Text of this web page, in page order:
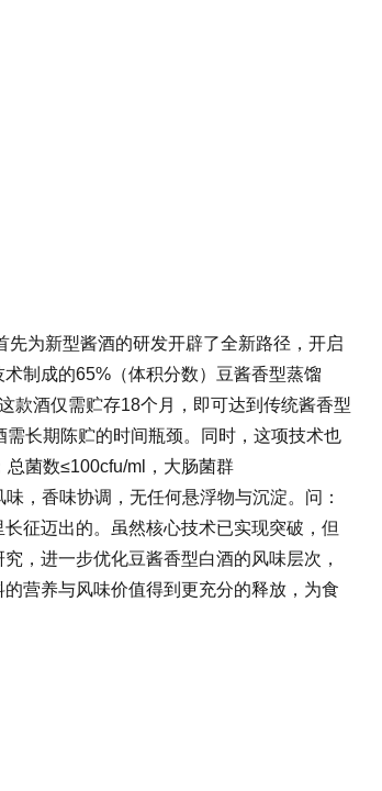
为新型酱酒的研发开辟了全新路径，开启
制成的65%（体积分数）豆酱香型蒸馏
款酒仅需贮存18个月，即可达到传统酱香型
长期陈贮的时间瓶颈。同时，这项技术也
菌数≤100cfu/ml，大肠菌群
，香味协调，无任何悬浮物与沉淀。问：
征迈出的。虽然核心技术已实现突破，但
，进一步优化豆酱香型白酒的风味层次，
营养与风味价值得到更充分的释放，为食